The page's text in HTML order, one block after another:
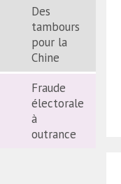
Des
tambours
pour la
Chine
Fraude
électorale
à
outrance